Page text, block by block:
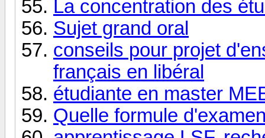
La concentration des
Sujet grand oral
conseils pour projet
français en libéral
étudiante en master
Quelle formule